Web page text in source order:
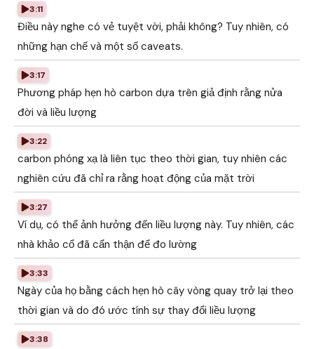
3:11
Điều này nghe có vẻ tuyệt vời, phải không? Tuy nhiên, có
những hạn chế và một số caveats.
3:17
Phương pháp hẹn hò carbon dựa trên giả định rằng nửa
đời và liều lượng
3:22
carbon phóng xạ là liên tục theo thời gian, tuy nhiên các
nghiên cứu đã chỉ ra rằng hoạt động của mặt trời
3:27
Ví dụ, có thể ảnh hưởng đến liều lượng này. Tuy nhiên, các
nhà khảo cổ đã cẩn thận để đo lường
3:33
Ngày của họ bằng cách hẹn hò cây vòng quay trở lại theo
thời gian và do đó ước tính sự thay đổi liều lượng
3:38